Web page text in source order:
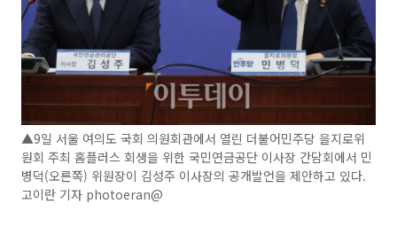
▲9일 서울 여의도 국회 의원회관에서 열린 더불어민주당 을지로위
원회 주최 홈플러스 회생을 위한 국민연금공단 이사장 간담회에서 민
병덕(오른쪽) 위원장이 김성주 이사장의 공개발언을 제안하고 있다.
고이란 기자 photoeran@